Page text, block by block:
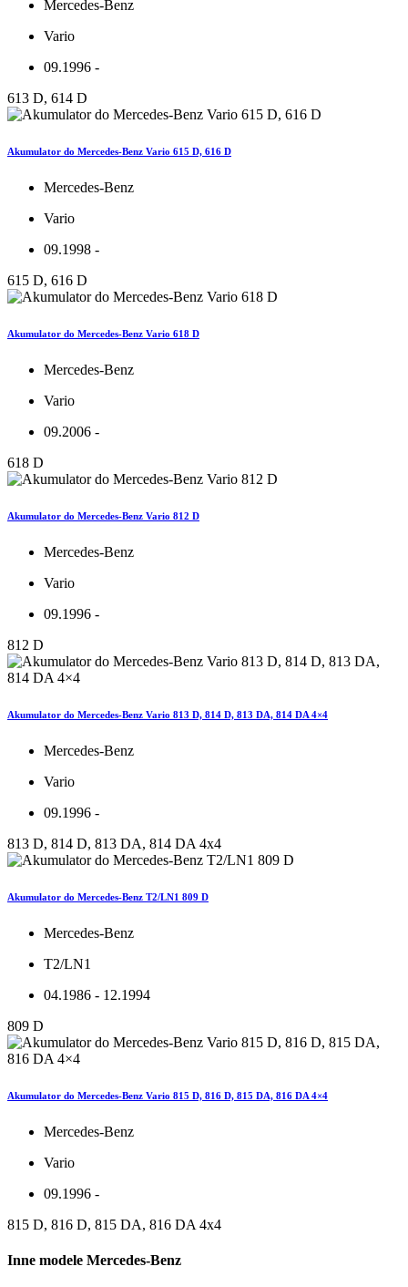
Mercedes-Benz
Vario
09.1996 -
613 D, 614 D
Akumulator do Mercedes-Benz Vario 615 D, 616 D
Mercedes-Benz
Vario
09.1998 -
615 D, 616 D
Akumulator do Mercedes-Benz Vario 618 D
Mercedes-Benz
Vario
09.2006 -
618 D
Akumulator do Mercedes-Benz Vario 812 D
Mercedes-Benz
Vario
09.1996 -
812 D
Akumulator do Mercedes-Benz Vario 813 D, 814 D, 813 DA, 814 DA 4×4
Mercedes-Benz
Vario
09.1996 -
813 D, 814 D, 813 DA, 814 DA 4x4
Akumulator do Mercedes-Benz T2/LN1 809 D
Mercedes-Benz
T2/LN1
04.1986 - 12.1994
809 D
Akumulator do Mercedes-Benz Vario 815 D, 816 D, 815 DA, 816 DA 4×4
Mercedes-Benz
Vario
09.1996 -
815 D, 816 D, 815 DA, 816 DA 4x4
Inne modele Mercedes-Benz